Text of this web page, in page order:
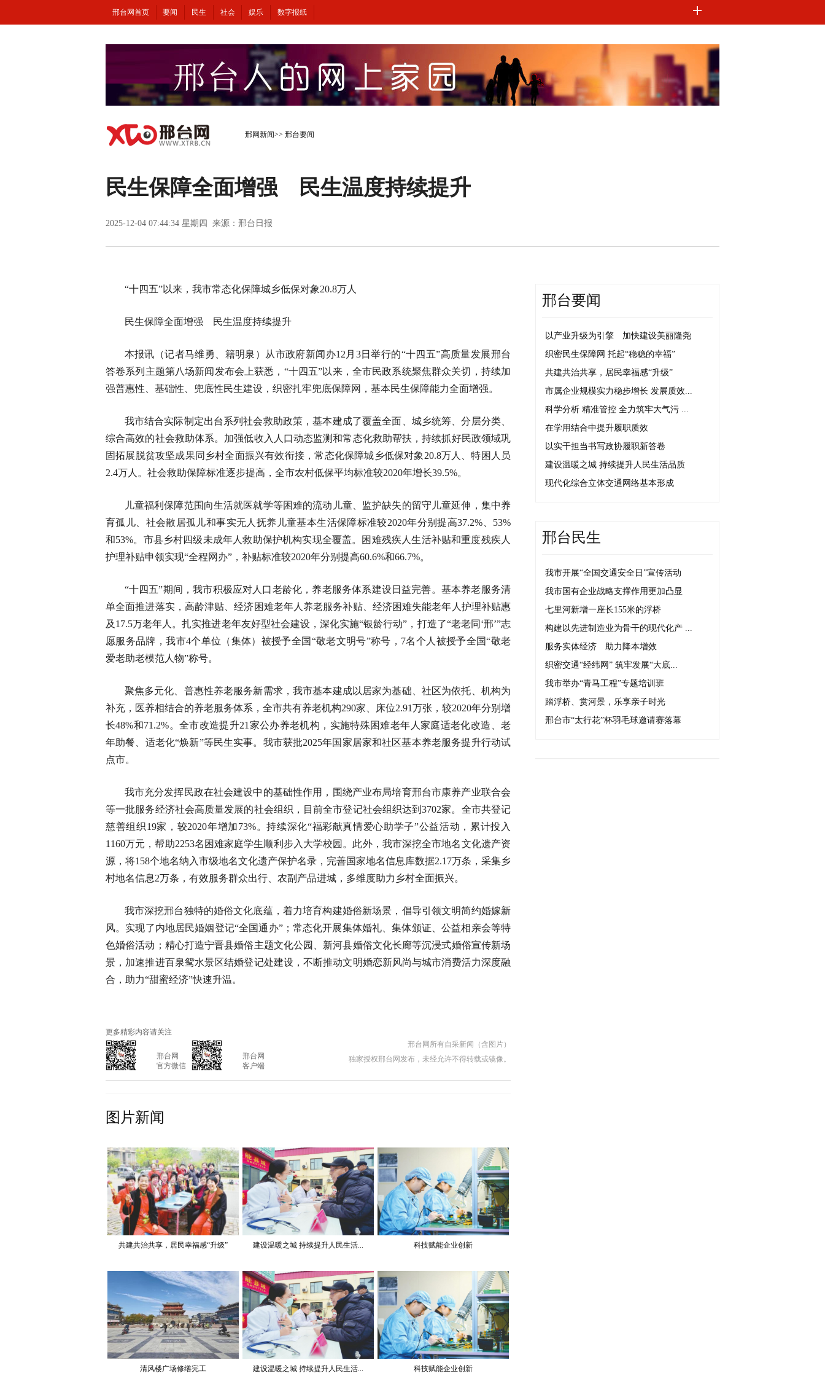
邢台网首页 要闻 民生 社会 娱乐 数字报纸
邢网新闻>> 邢台要闻
民生保障全面增强 民生温度持续提升
2025-12-04 07:44:34 星期四 来源：邢台日报
“十四五”以来，我市常态化保障城乡低保对象20.8万人
民生保障全面增强 民生温度持续提升
本报讯（记者马维勇、籍明泉）从市政府新闻办12月3日举行的“十四五”高质量发展邢台
答卷系列主题第八场新闻发布会上获悉，“十四五”以来，全市民政系统聚焦群众关切，持续加
强普惠性、基础性、兜底性民生建设，织密扎牢兜底保障网，基本民生保障能力全面增强。
我市结合实际制定出台系列社会救助政策，基本建成了覆盖全面、城乡统筹、分层分类、
综合高效的社会救助体系。加强低收入人口动态监测和常态化救助帮扶，持续抓好民政领域巩
固拓展脱贫攻坚成果同乡村全面振兴有效衔接，常态化保障城乡低保对象20.8万人、特困人员
2.4万人。社会救助保障标准逐步提高，全市农村低保平均标准较2020年增长39.5%。
儿童福利保障范围向生活就医就学等困难的流动儿童、监护缺失的留守儿童延伸，集中养
育孤儿、社会散居孤儿和事实无人抚养儿童基本生活保障标准较2020年分别提高37.2%、53%
和53%。市县乡村四级未成年人救助保护机构实现全覆盖。困难残疾人生活补贴和重度残疾人
护理补贴申领实现“全程网办”，补贴标准较2020年分别提高60.6%和66.7%。
“十四五”期间，我市积极应对人口老龄化，养老服务体系建设日益完善。基本养老服务清
单全面推进落实，高龄津贴、经济困难老年人养老服务补贴、经济困难失能老年人护理补贴惠
及17.5万老年人。扎实推进老年友好型社会建设，深化实施“银龄行动”，打造了“老老同‘邢’”志
愿服务品牌，我市4个单位（集体）被授予全国“敬老文明号”称号，7名个人被授予全国“敬老
爱老助老模范人物”称号。
聚焦多元化、普惠性养老服务新需求，我市基本建成以居家为基础、社区为依托、机构为
补充，医养相结合的养老服务体系，全市共有养老机构290家、床位2.91万张，较2020年分别增
长48%和71.2%。全市改造提升21家公办养老机构，实施特殊困难老年人家庭适老化改造、老
年助餐、适老化“焕新”等民生实事。我市获批2025年国家居家和社区基本养老服务提升行动试
点市。
我市充分发挥民政在社会建设中的基础性作用，围绕产业布局培育邢台市康养产业联合会
等一批服务经济社会高质量发展的社会组织，目前全市登记社会组织达到3702家。全市共登记
慈善组织19家，较2020年增加73%。持续深化“福彩献真情爱心助学子”公益活动，累计投入
1160万元，帮助2253名困难家庭学生顺利步入大学校园。此外，我市深挖全市地名文化遗产资
源，将158个地名纳入市级地名文化遗产保护名录，完善国家地名信息库数据2.17万条，采集乡
村地名信息2万条，有效服务群众出行、农副产品进城，多维度助力乡村全面振兴。
我市深挖邢台独特的婚俗文化底蕴，着力培育构建婚俗新场景，倡导引领文明简约婚嫁新
风。实现了内地居民婚姻登记“全国通办”；常态化开展集体婚礼、集体颁证、公益相亲会等特
色婚俗活动；精心打造宁晋县婚俗主题文化公园、新河县婚俗文化长廊等沉浸式婚俗宣传新场
景，加速推进百泉鸳水景区结婚登记处建设，不断推动文明婚恋新风尚与城市消费活力深度融
合，助力“甜蜜经济”快速升温。
更多精彩内容请关注
			邢台网
			官方微信
			邢台网
			客户端
邢台网所有自采新闻（含图片）
独家授权邢台网发布，未经允许不得转载或镜像。
图片新闻
共建共治共享，居民幸福感“升级” 建设温暖之城 持续提升人民生活... 科技赋能企业创新
清风楼广场修缮完工 建设温暖之城 持续提升人民生活... 科技赋能企业创新
邢台要闻
以产业升级为引擎 加快建设美丽隆尧
织密民生保障网 托起“稳稳的幸福”
共建共治共享，居民幸福感“升级”
市属企业规模实力稳步增长 发展质效...
科学分析 精准管控 全力筑牢大气污 ...
在学用结合中提升履职质效
以实干担当书写政协履职新答卷
建设温暖之城 持续提升人民生活品质
现代化综合立体交通网络基本形成
邢台民生
我市开展“全国交通安全日”宣传活动
我市国有企业战略支撑作用更加凸显
七里河新增一座长155米的浮桥
构建以先进制造业为骨干的现代化产 ...
服务实体经济 助力降本增效
织密交通“经纬网” 筑牢发展“大底...
我市举办“青马工程”专题培训班
踏浮桥、赏河景，乐享亲子时光
邢台市“太行花”杯羽毛球邀请赛落幕